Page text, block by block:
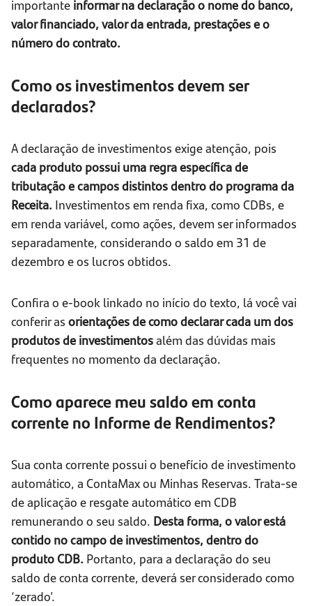
importante informar na declaração o nome do banco,
valor financiado, valor da entrada, prestações e o
número do contrato.
Como os investimentos devem ser
declarados?
A declaração de investimentos exige atenção, pois
cada produto possui uma regra específica de
tributação e campos distintos dentro do programa da
Receita. Investimentos em renda fixa, como CDBs, e
em renda variável, como ações, devem ser informados
separadamente, considerando o saldo em 31 de
dezembro e os lucros obtidos.
Confira o e-book linkado no início do texto, lá você vai
conferir as orientações de como declarar cada um dos
produtos de investimentosalém das dúvidas mais
frequentes no momento da declaração.
Como aparece meu saldo em conta
corrente no Informe de Rendimentos?
Sua conta corrente possui o benefício de investimento
automático, a ContaMax ou Minhas Reservas. Trata-se
de aplicação e resgate automático em CDB
remunerando o seu saldo. Desta forma, o valor está
contido no campo de investimentos, dentro do
produto CDB. Portanto, para a declaração do seu
saldo de conta corrente, deverá ser considerado como
‘zerado’.